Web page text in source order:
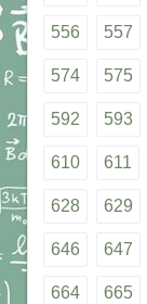
556 557
574 575
592 593
610 611
628 629
646 647
664 665